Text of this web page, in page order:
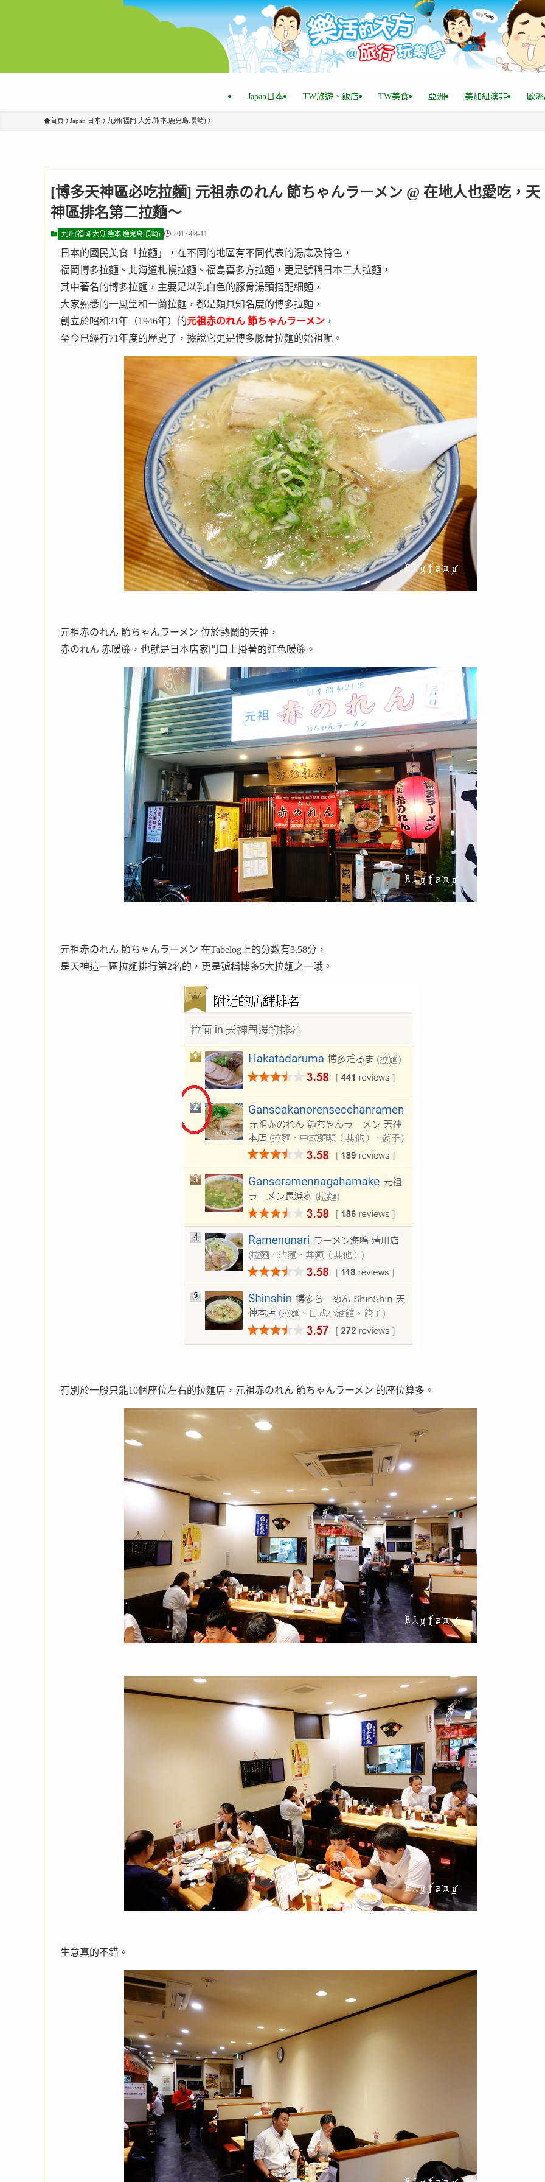
Japan日本 TW旅遊、飯店 TW美食 亞洲 美加紐澳非 歐洲
首頁 Japan 日本 九州(福岡.大分.熊本.鹿兒島.長崎)
[博多天神區必吃拉麵] 元祖赤のれん 節ちゃんラーメン @ 在地人也愛吃，天
神區排名第二拉麵～
九州(福岡.大分.熊本.鹿兒島.長崎) 2017-08-11
日本的國民美食「拉麵」，在不同的地區有不同代表的湯底及特色，
福岡博多拉麵、北海道札幌拉麵、福島喜多方拉麵，更是號稱日本三大拉麵，
其中著名的博多拉麵，主要是以乳白色的豚骨湯頭搭配細麵，
大家熟悉的一風堂和一蘭拉麵，都是頗具知名度的博多拉麵，
創立於昭和21年（1946年）的元祖赤のれん 節ちゃんラーメン ，
至今已經有71年度的歷史了，據說它更是博多豚骨拉麵的始祖呢。
元祖赤のれん 節ちゃんラーメン 位於熱鬧的天神，
赤のれん 赤暖簾，也就是日本店家門口上掛著的紅色暖簾。
元祖赤のれん 節ちゃんラーメン 在Tabelog上的分數有3.58分，
是天神這一區拉麵排行第2名的，更是號稱博多5大拉麵之一哦。
有別於一般只能10個座位左右的拉麵店，元祖赤のれん 節ちゃんラーメン 的座位算多。
生意真的不錯。